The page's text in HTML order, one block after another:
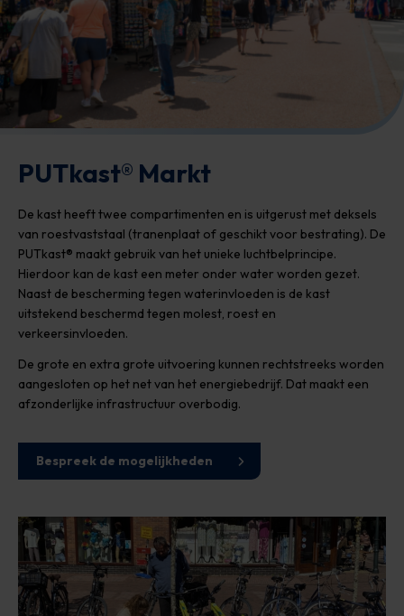
PUTkast® Markt
De kast heeft twee compartimenten en is uitgerust met deksels
van roestvaststaal (tranenplaat of geschikt voor bestrating). De
PUTkast® maakt gebruik van het unieke luchtbelprincipe.
Hierdoor kan de kast een meter onder water worden gezet.
Naast de bescherming tegen waterinvloeden is de kast
uitstekend beschermd tegen molest, roest en
verkeersinvloeden.
De grote en extra grote uitvoering kunnen rechtstreeks worden
aangesloten op het net van het energiebedrijf. Dat maakt een
afzonderlijke infrastructuur overbodig.
Bespreek de mogelijkheden